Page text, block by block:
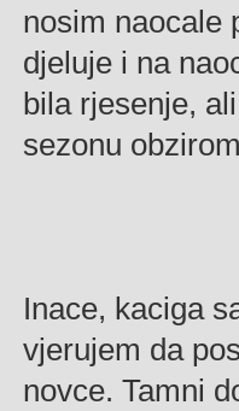
nosim naocale
djeluje i na
bila rjesenje,
sezonu
Inace, kaciga
vjerujem da
novce. Tamni